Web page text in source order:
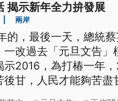
揭示新年全力拚發展
兩岸
的，最後一天，總統
一改過去「元旦文告」
示2016，為打椿一年
甘，人民才能夠苦盡